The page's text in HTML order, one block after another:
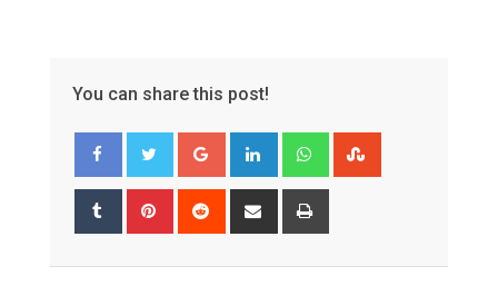
You can share this post!
Google+ LinkedIn Whatsapp
Tumblr Pinterest Reddit
Share